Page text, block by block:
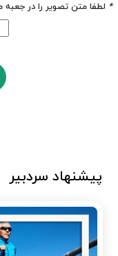
* لطفا متن تصویر را در جعبه
پیشنهاد سردبیر